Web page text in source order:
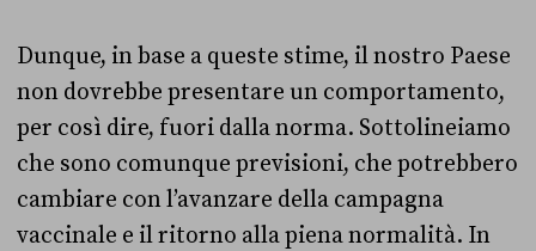
Dunque, in base a queste stime, il nostro Paese
non dovrebbe presentare un comportamento,
per così dire, fuori dalla norma. Sottolineiamo
che sono comunque previsioni, che potrebbero
cambiare con l’avanzare della campagna
vaccinale e il ritorno alla piena normalità. In